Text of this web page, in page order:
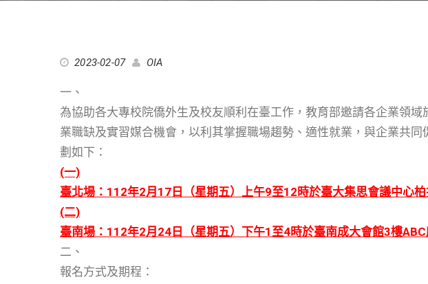
2023-02-07 OIA
一、
為協助各大專校院僑外生及校友順利在臺工作，教育部邀請各企業領
業職缺及實習媒合機會，以利其掌握職場趨勢、適性就業，與企業共
劃如下：
(一)
臺北場：112年2月17日（星期五）上午9至12時於臺大集思會議中心
(二)
臺南場：112年2月24日（星期五）下午1至4時於臺南成大會館3樓
二、
報名方式及期程：